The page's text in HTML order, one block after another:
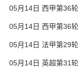
05月14日 西甲第36
05月14日 西甲第36
05月14日 法甲第29
05月14日 英超第31